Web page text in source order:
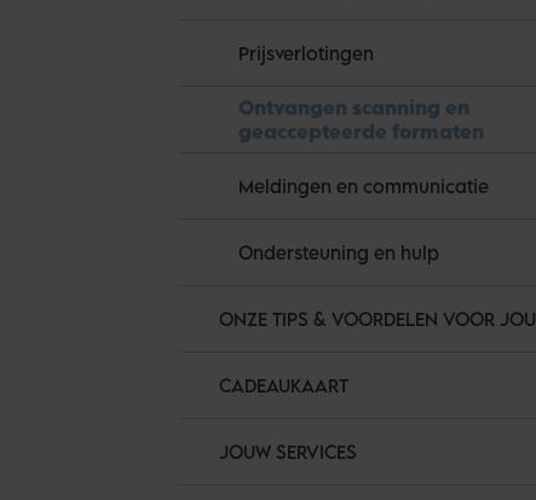
Prijsverlotingen
Ontvangen scanning en
geaccepteerde formaten
Meldingen en communicatie
Ondersteuning en hulp
ONZE TIPS & VOORDELEN VOOR JOU
CADEAUKAART
JOUW SERVICES